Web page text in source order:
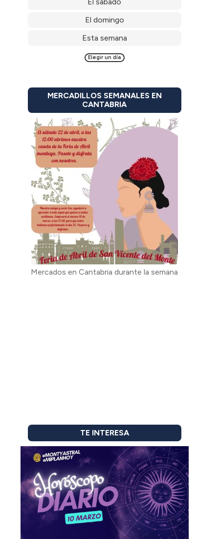
El domingo
Esta semana
Elegir un día
MERCADILLOS SEMANALES EN
CANTABRIA
Mercados en Cantabria durante la semana
TE INTERESA